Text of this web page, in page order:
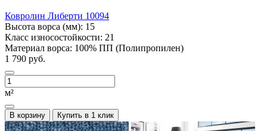
Ковролин Либерти 10094
Высота ворса (мм): 15
Класс износостойкости: 21
Материал ворса: 100% ПП (Полипропилен)
1 790 руб.
м²
В корзину Купить в 1 клик